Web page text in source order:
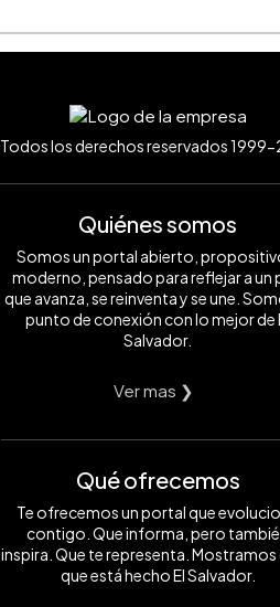
Todos los derechos reservados
Quiénes somos
Somos un portal abierto,
moderno, pensado para reflejar a un
que avanza, se reinventa y se une.
punto de conexión con lo mejor de
Salvador.
Ver mas ❯
Qué ofrecemos
Te ofrecemos un portal que
contigo. Que informa, pero
inspira. Que te representa. Mostramos
que está hecho El Salvador.